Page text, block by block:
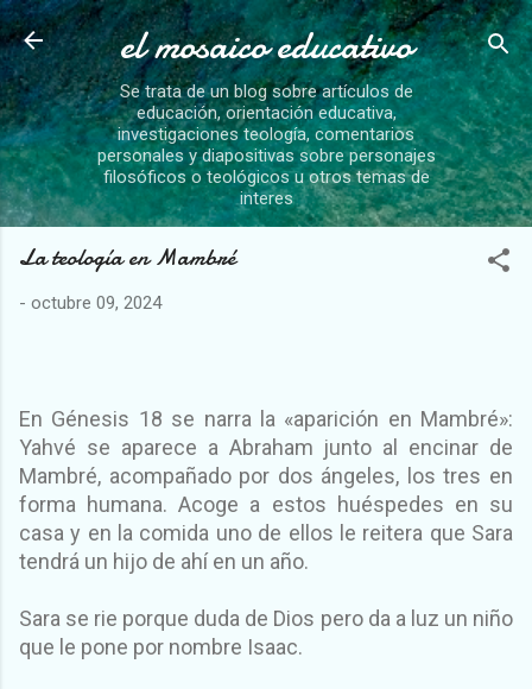
Ir al contenido principal
el mosaico educativo
Se trata de un blog sobre artículos de
educación, orientación educativa,
investigaciones teología, comentarios
personales y diapositivas sobre personajes
filosóficos o teológicos u otros temas de
interes
La teología en Mambré
- octubre 09, 2024
En Génesis 18 se narra la «aparición en Mambré»:
Yahvé se aparece a Abraham junto al encinar de
Mambré, acompañado por dos ángeles, los tres en
forma humana. Acoge a estos huéspedes en su
casa y en la comida uno de ellos le reitera que Sara
tendrá un hijo de ahí en un año.
Sara se rie porque duda de Dios pero da a luz un niño
que le pone por nombre Isaac.